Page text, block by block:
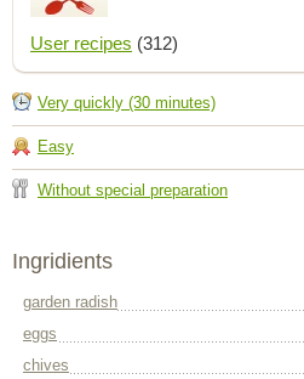
User recipes (312)
Very quickly (30 minutes)
Easy
Without special preparation
Ingridients
garden radish
eggs
chives